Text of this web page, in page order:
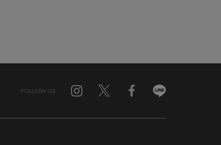
FOLLOW US